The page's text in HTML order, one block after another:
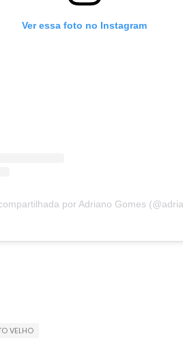
Ver essa foto no Instagram
por Adriano Gomes
VELHO